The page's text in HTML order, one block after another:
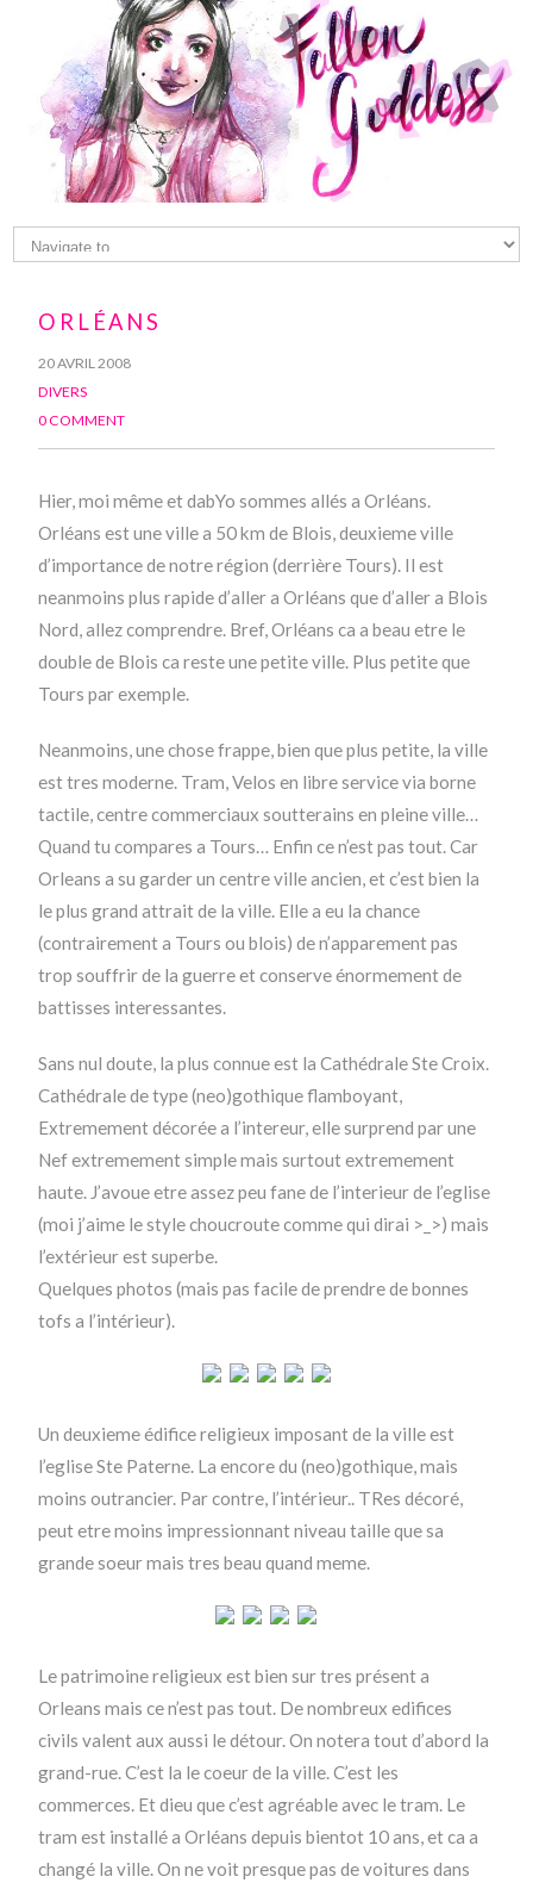
ORLÉANS
20 AVRIL 2008
DIVERS
0 COMMENT
Hier, moi même et dabYo sommes allés a Orléans.
Orléans est une ville a 50 km de Blois, deuxieme ville
d’importance de notre région (derrière Tours). Il est
neanmoins plus rapide d’aller a Orléans que d’aller a Blois
Nord, allez comprendre. Bref, Orléans ca a beau etre le
double de Blois ca reste une petite ville. Plus petite que
Tours par exemple.
Neanmoins, une chose frappe, bien que plus petite, la ville
est tres moderne. Tram, Velos en libre service via borne
tactile, centre commerciaux soutterains en pleine ville…
Quand tu compares a Tours… Enfin ce n’est pas tout. Car
Orleans a su garder un centre ville ancien, et c’est bien la
le plus grand attrait de la ville. Elle a eu la chance
(contrairement a Tours ou blois) de n’apparement pas
trop souffrir de la guerre et conserve énormement de
battisses interessantes.
Sans nul doute, la plus connue est la Cathédrale Ste Croix.
Cathédrale de type (neo)gothique flamboyant,
Extremement décorée a l’intereur, elle surprend par une
Nef extremement simple mais surtout extremement
haute. J’avoue etre assez peu fane de l’interieur de l’eglise
(moi j’aime le style choucroute comme qui dirai >_>) mais
l’extérieur est superbe.
Quelques photos (mais pas facile de prendre de bonnes
tofs a l’intérieur).
Un deuxieme édifice religieux imposant de la ville est
l’eglise Ste Paterne. La encore du (neo)gothique, mais
moins outrancier. Par contre, l’intérieur.. TRes décoré,
peut etre moins impressionnant niveau taille que sa
grande soeur mais tres beau quand meme.
Le patrimoine religieux est bien sur tres présent a
Orleans mais ce n’est pas tout. De nombreux edifices
civils valent aux aussi le détour. On notera tout d’abord la
grand-rue. C’est la le coeur de la ville. C’est les
commerces. Et dieu que c’est agréable avec le tram. Le
tram est installé a Orléans depuis bientot 10 ans, et ca a
changé la ville. On ne voit presque pas de voitures dans